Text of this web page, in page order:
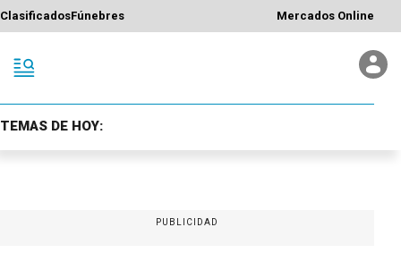
ClasificadosFúnebres Mercados Online
TEMAS DE HOY:
PUBLICIDAD